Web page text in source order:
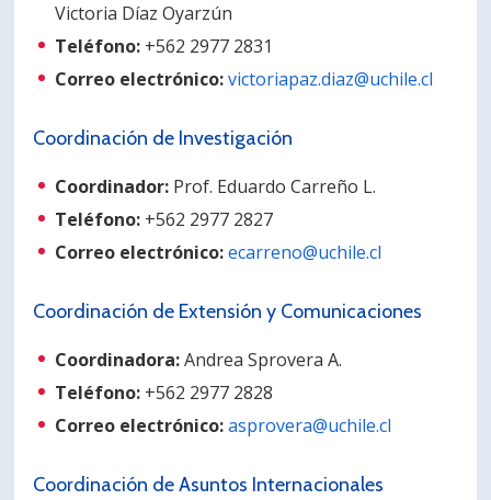
Victoria Díaz Oyarzún
Teléfono: +562 2977 2831
Correo electrónico:victoriapaz.diaz@uchile.cl
Coordinación de Investigación
Coordinador: Prof. Eduardo Carreño L.
Teléfono: +562 2977 2827
Correo electrónico:ecarreno@uchile.cl
Coordinación de Extensión y Comunicaciones
Coordinadora:Andrea Sprovera A.
Teléfono: +562 2977 2828
Correo electrónico:asprovera@uchile.cl
Coordinación de Asuntos Internacionales